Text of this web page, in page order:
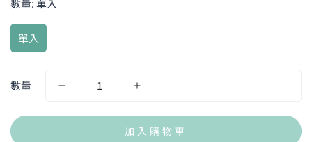
數量:單入
單入
數量
加入購物車